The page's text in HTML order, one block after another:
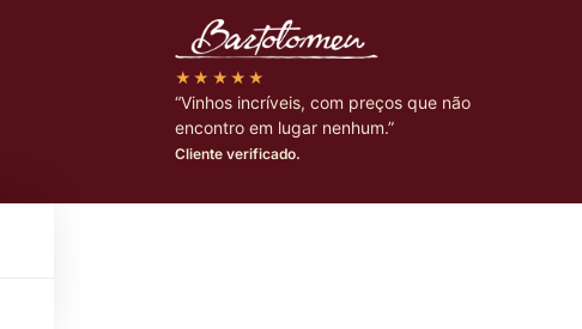
★★★★★
“Vinhos incríveis, com preços que não
encontro em lugar nenhum.”
Cliente verificado.